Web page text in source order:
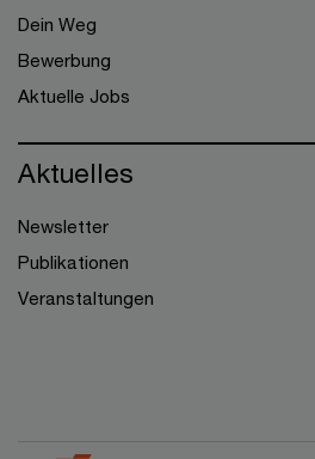
Dein Weg
Bewerbung
Aktuelle Jobs
Aktuelles
Newsletter
Publikationen
Veranstaltungen